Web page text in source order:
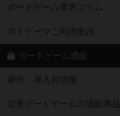
ボードゲーム業界コラム
ボドゲーマご利用案内
ボードゲーム通販
新作・再入荷情報
定番ボードゲームの通販商品